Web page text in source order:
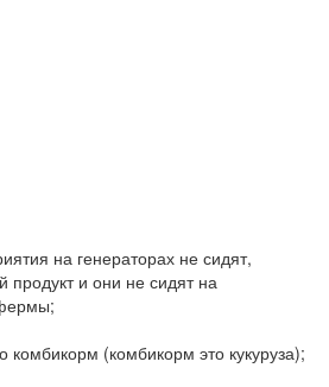
на генераторах не сидят,
продукт и они не сидят на
комбикорм (комбикорм это кукуруза);